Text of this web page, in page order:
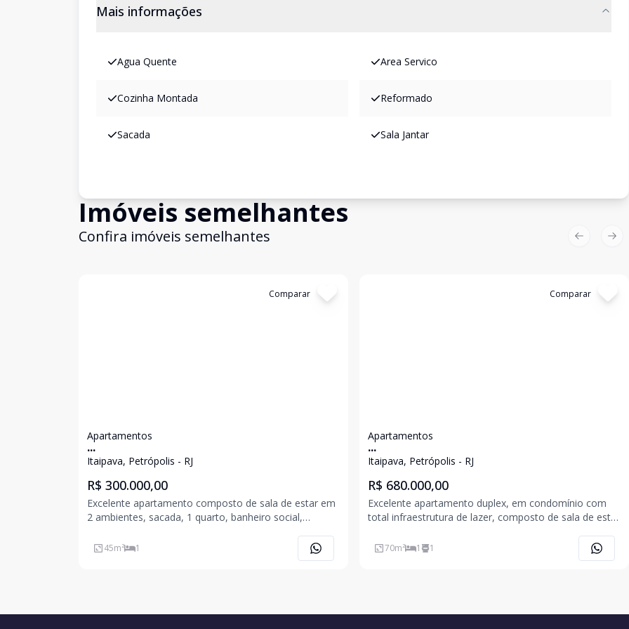
Mais informações
Agua Quente Area Servico
Cozinha Montada Reformado
Sacada Sala Jantar
Imóveis semelhantes
Confira imóveis semelhantes
Comparar
Apartamentos
...
Itaipava, Petrópolis - RJ
R$ 300.000,00
Excelente apartamento composto de sala de estar em
2 ambientes, sacada, 1 quarto, banheiro social,
vaga de garagem. Condomínio com piscina, sauna,
ducha e salão de festas. Lagos de Itaipava - Cou
45m² 1
Comparar
Apartamentos
...
Itaipava, Petrópolis - RJ
R$ 680.000,00
Excelente apartamento duplex, em condomínio com
total infraestrutura de lazer, composto de sala de estar
banheiro social, 2º pavimento com ampla suíte com
closet e 1 vaga de garagem. Área de 70,74m². Condo
70m² 1 1
Previous